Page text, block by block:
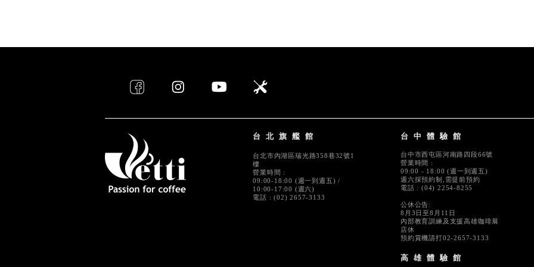
台北旗艦館
台北市內湖區瑞光路358巷32號1
樓
營業時間 :
09:00-18:00 (週一到週五) /
10:00-17:00 (週六)
電話 : (02) 2657-3133
台中體驗館
台中市西屯區河南路四段66號
營業時間 :
09:00 - 18:00 (週一到週五)
週六採預約制,需提前預約
電話 : (04) 2254-8255
公休公告:
8月3日至8月11日
內部教育訓練及支援高雄咖啡展
店休
預約賞機請打02-2657-3133
高雄體驗館